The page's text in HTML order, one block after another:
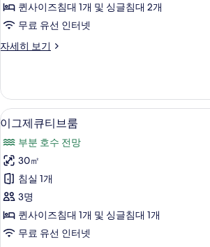
퀸사이즈침대 1개 및 싱글침대 2개
무료 유선 인터넷
자세히 보기
Family
히
보
기
이
그
제
큐
티
브
룸
이그제큐티
4
이그제큐티브룸
부분 호수 전망
30㎡
침실 1개
3명
퀸사이즈침대 1개 및 싱글침대 1개
무료 유선 인터넷